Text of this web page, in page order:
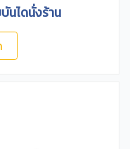
นไดนั่งร้าน